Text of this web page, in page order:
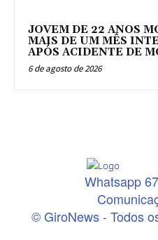
JOVEM DE 22 ANOS
MAIS DE UM MÊS
APÓS ACIDENTE DE
6 de agosto de 2026
Whatsapp
© GiroNews - Todos